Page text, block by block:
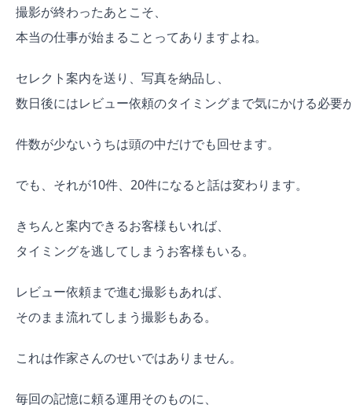
撮影が終わったあとこそ、
本当の仕事が始まることってありますよね。
セレクト案内を送り、写真を納品し、
数日後にはレビュー依頼のタイミングまで気にかける必要
件数が少ないうちは頭の中だけでも回せます。
でも、それが10件、20件になると話は変わります。
きちんと案内できるお客様もいれば、
タイミングを逃してしまうお客様もいる。
レビュー依頼まで進む撮影もあれば、
そのまま流れてしまう撮影もある。
これは作家さんのせいではありません。
毎回の記憶に頼る運用そのものに、